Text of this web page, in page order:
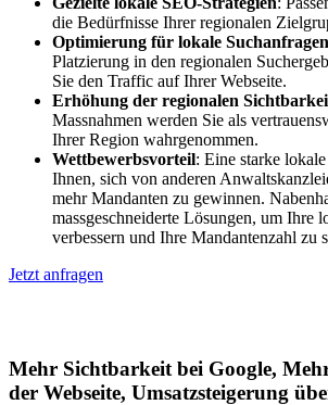
die Bedürfnisse Ihrer regionalen
Optimierung für lokale Suchanfragen
Platzierung in den regionalen
Sie den Traffic auf Ihrer Webseite.
Erhöhung der regionalen
Massnahmen werden Sie als
Ihrer Region wahrgenommen.
Wettbewerbsvorteil: Eine starke
Ihnen, sich von anderen
mehr Mandanten zu gewinnen.
massgeschneiderte Lösungen, um Ihre
verbessern und Ihre Mandantenzahl zu
Jetzt anfragen
Mehr Sichtbarkeit bei Google,
der Webseite, Umsatzsteigerung